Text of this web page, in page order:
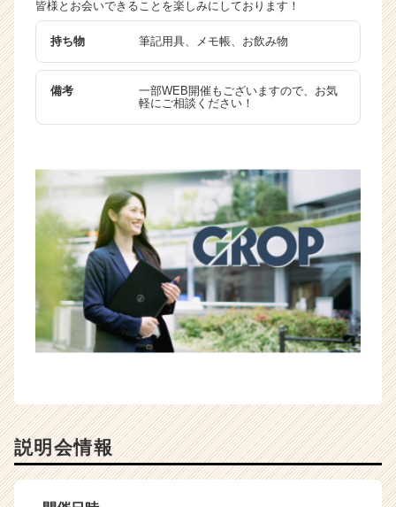
皆様とお会いできることを楽しみにしております！
持ち物 筆記用具、メモ帳、お飲み物
備考
一部WEB開催もございますので、お気
軽にご相談ください！
説明会情報